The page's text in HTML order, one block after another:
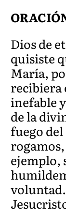
Dios de
quisiste
María,
recibiera
inefable
de la
fuego
ejemplo,